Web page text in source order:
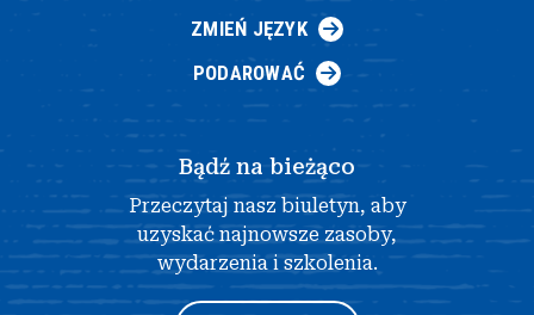
ZMIEŃ JĘZYK
PODAROWAĆ
Bądź na bieżąco
Przeczytaj nasz biuletyn, aby
uzyskać najnowsze zasoby,
wydarzenia i szkolenia.